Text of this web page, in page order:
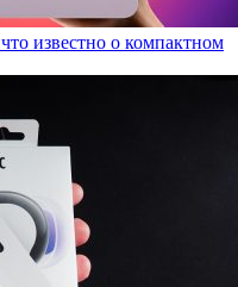
известно о компактном